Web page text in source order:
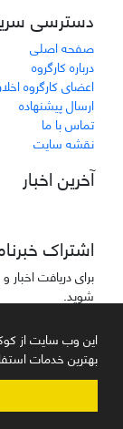
این وب سایت از
بهترین خدمات
دسترسی
صفحه اصلی
درباره کارگروه
اعضای کارگروه
ارسال پیشنهاده
تماس با ما
نقشه سایت
آخرین اخبار
اشتراک
برای دریافت
شوید.
سامانه مدیریت